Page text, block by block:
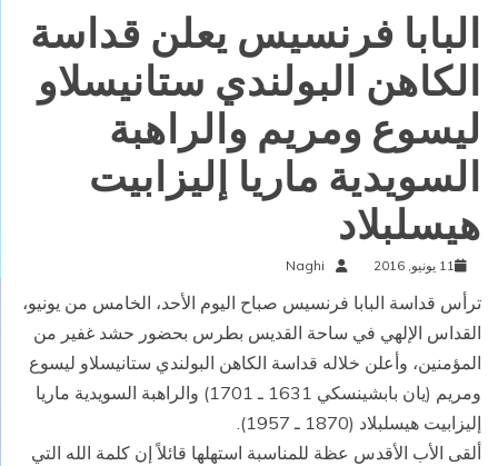
البابا فرنسيس يعلن قداسة
الكاهن البولندي ستانيسلاو
ليسوع ومريم والراهبة
السويدية ماريا إليزابيت
هيسلبلاد
11 يونيو, 2016 Naghi
ترأس قداسة البابا فرنسيس صباح اليوم الأحد، الخامس من يونيو،
القداس الإلهي في ساحة القديس بطرس بحضور حشد غفير من
المؤمنين، وأعلن خلاله قداسة الكاهن البولندي ستانيسلاو ليسوع
ومريم (يان بابشينسكي 1631 ـ 1701) والراهبة السويدية ماريا
إليزابيت هيسلبلاد (1870 ـ 1957).
ألقى الأب الأقدس عظة للمناسبة استهلها قائلاً إن كلمة الله التي